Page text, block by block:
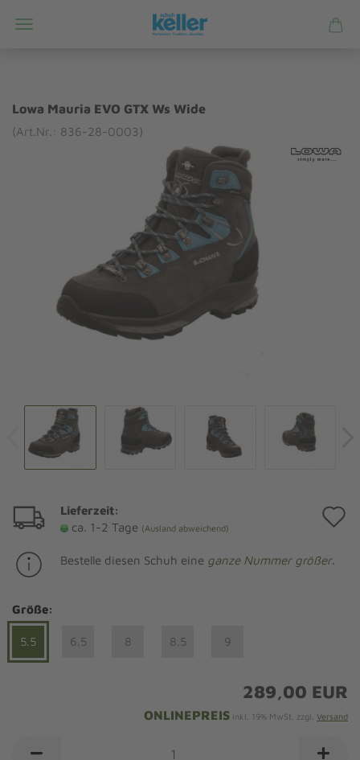
Lowa Mauria EVO GTX Ws Wide
(Art.Nr.: 836-28-0003)
Lieferzeit:
ca. 1-2 Tage (Ausland abweichend)
Bestelle diesen Schuh eine ganze Nummer größer.
Größe:
5.5 6.5 8 8.5 9
289,00 EUR
ONLINEPREIS inkl. 19% MwSt. zzgl. Versand